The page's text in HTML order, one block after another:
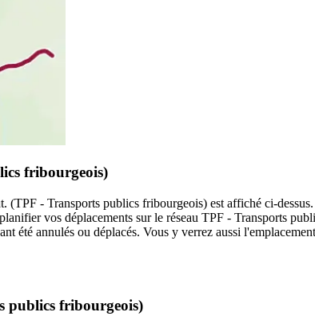
fribourgeois)
- Transports publics fribourgeois) est affiché ci-
vos déplacements sur le réseau TPF - Transports
été annulés ou déplacés. Vous y verrez aussi
publics fribourgeois)